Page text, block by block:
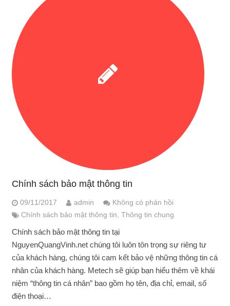
Chính sách bảo mật thông tin
09/11/2017 admin
Không có phản hồi
Chính sách bảo mật thông tin, Thông tin chung
Chính sách bảo mật thông tin tại
NguyenQuangVinh.net chúng tôi luôn tôn trọng sự riêng tư
của khách hàng, chúng tôi cam kết bảo vệ những thông tin cá
nhân của khách hàng. Metech sẽ giúp bạn hiểu thêm về khái
niệm “thông tin cá nhân” bao gồm họ tên, địa chỉ, email, số
điện thoại…